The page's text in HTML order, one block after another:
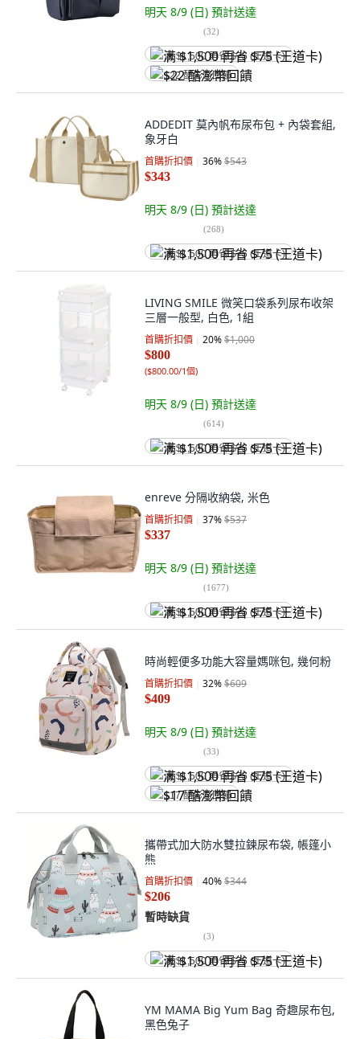
明天 8/9 (日) 預計送達
(32)
满 $1,500 再省 $75 (王道卡)
$22 酷澎幣回饋
ADDEDIT 莫內帆布尿布包 + 內袋套組,
象牙白
首購折扣價 36%$543
$343
明天 8/9 (日) 預計送達
(268)
满 $1,500 再省 $75 (王道卡)
LIVING SMILE 微笑口袋系列尿布收架
三層一般型, 白色, 1組
首購折扣價 20%$1,000
$800
($800.00/1個)
明天 8/9 (日) 預計送達
(614)
满 $1,500 再省 $75 (王道卡)
enreve 分隔收納袋, 米色
首購折扣價 37%$537
$337
明天 8/9 (日) 預計送達
(1677)
满 $1,500 再省 $75 (王道卡)
時尚輕便多功能大容量媽咪包, 幾何粉
首購折扣價 32%$609
$409
明天 8/9 (日) 預計送達
(33)
满 $1,500 再省 $75 (王道卡)
$17 酷澎幣回饋
攜帶式加大防水雙拉鍊尿布袋, 帳篷小
熊
首購折扣價 40%$344
$206
暫時缺貨
(3)
满 $1,500 再省 $75 (王道卡)
YM MAMA Big Yum Bag 奇趣尿布包,
黑色兔子